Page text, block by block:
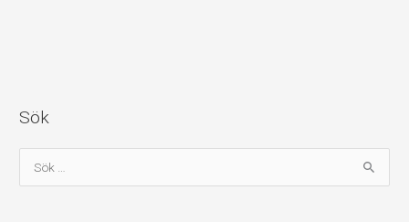
Sök
ö